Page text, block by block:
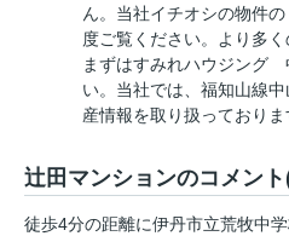
ん。当社イチオシの物件
度ご覧ください。より多
まずはすみれハウジング
い。当社では、福知山線
産情報を取り扱っておりま
辻田マンションのコメン
徒歩4分の距離に伊丹市立荒牧中